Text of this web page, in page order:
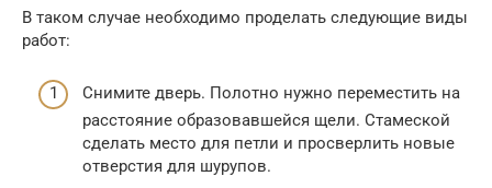
В таком случае необходимо проделать следующие виды
работ:
Снимите дверь. Полотно нужно переместить на
расстояние образовавшейся щели. Стамеской
сделать место для петли и просверлить новые
отверстия для шурупов.